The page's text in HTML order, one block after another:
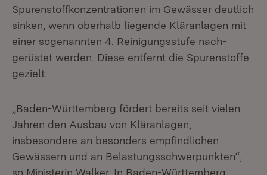
Spuren­stoffkonzentrationen im Gewässer deutlich
sinken, wenn oberhalb liegende Kläranlagen mit
einer sogenannten 4. Reinigungsstufe nach­
gerüstet werden. Diese entfernt die Spurenstoffe
gezielt.
„Baden-Württemberg fördert bereits seit vielen
Jahren den Ausbau von Kläranlagen,
insbesondere an besonders empfindlichen
Gewässern und an Belastungsschwerpunkten“,
so Ministerin Walker. In Baden-Württemberg